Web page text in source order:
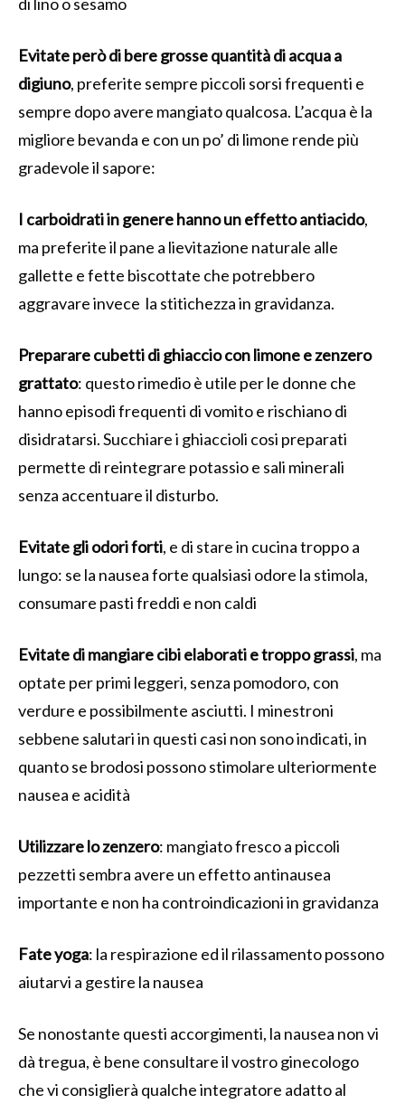
Evitate però di bere grosse quantità di acqua a
digiuno, preferite sempre piccoli sorsi frequenti e
sempre dopo avere mangiato qualcosa. L’acqua è la
migliore bevanda e con un po’ di limone rende più
gradevole il sapore:
I carboidrati in genere hanno un effetto antiacido,
ma preferite il pane a lievitazione naturale alle
gallette e fette biscottate che potrebbero
aggravare invece la stitichezza in gravidanza.
Preparare cubetti di ghiaccio con limone e zenzero
grattato: questo rimedio è utile per le donne che
hanno episodi frequenti di vomito e rischiano di
disidratarsi. Succhiare i ghiaccioli cosi preparati
permette di reintegrare potassio e sali minerali
senza accentuare il disturbo.
Evitate gli odori forti, e di stare in cucina troppo a
lungo: se la nausea forte qualsiasi odore la stimola,
consumare pasti freddi e non caldi
Evitate di mangiare cibi elaborati e troppo grassi, ma
optate per primi leggeri, senza pomodoro, con
verdure e possibilmente asciutti. I minestroni
sebbene salutari in questi casi non sono indicati, in
quanto se brodosi possono stimolare ulteriormente
nausea e acidità
Utilizzare lo zenzero: mangiato fresco a piccoli
pezzetti sembra avere un effetto antinausea
importante e non ha controindicazioni in gravidanza
Fate yoga: la respirazione ed il rilassamento possono
aiutarvi a gestire la nausea
Se nonostante questi accorgimenti, la nausea non vi
dà tregua, è bene consultare il vostro ginecologo
che vi consiglierà qualche integratore adatto al